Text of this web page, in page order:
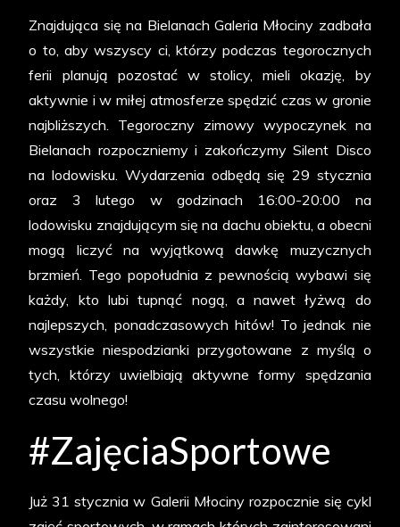
Znajdująca się na Bielanach Galeria Młociny zadbała
o to, aby wszyscy ci, którzy podczas tegorocznych
ferii planują pozostać w stolicy, mieli okazję, by
aktywnie i w miłej atmosferze spędzić czas w gronie
najbliższych. Tegoroczny zimowy wypoczynek na
Bielanach rozpoczniemy i zakończymy Silent Disco
na lodowisku. Wydarzenia odbędą się 29 stycznia
oraz 3 lutego w godzinach 16:00-20:00 na
lodowisku znajdującym się na dachu obiektu, a obecni
mogą liczyć na wyjątkową dawkę muzycznych
brzmień. Tego popołudnia z pewnością wybawi się
każdy, kto lubi tupnąć nogą, a nawet łyżwą do
najlepszych, ponadczasowych hitów! To jednak nie
wszystkie niespodzianki przygotowane z myślą o
tych, którzy uwielbiają aktywne formy spędzania
czasu wolnego!
#ZajęciaSportowe
Już 31 stycznia w Galerii Młociny rozpocznie się cykl